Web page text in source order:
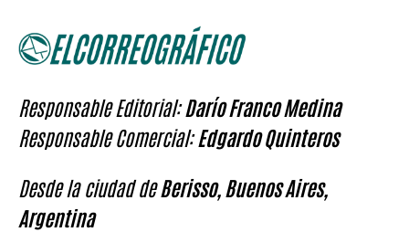
Responsable Editorial:Darío Franco Medina
Responsable Comercial:Edgardo Quinteros
Desde la ciudad deBerisso, Buenos Aires,
Argentina